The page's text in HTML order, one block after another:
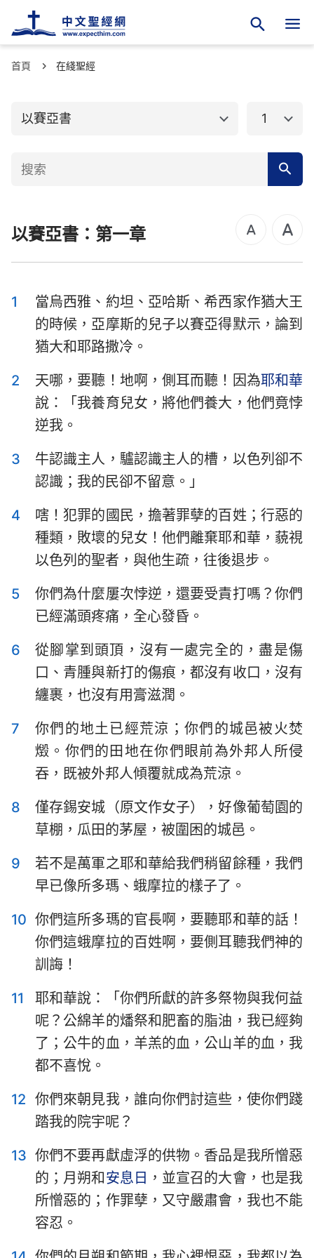
首頁 在綫聖經
以賽亞書
舊約聖經
創世記
申命記
撒母耳記上
歷代志上 歷代志下
以斯拉記 尼希米記
詩篇 箴言
傳道書
以賽亞書 耶利米書
耶利米哀歌 以西結書
但以理書 何西阿書
約珥書 阿摩司書
彌迦書 那鴻書
哈巴谷書 西番雅書
哈該書 撒迦利亞書
瑪拉基書
1
以賽亞書：第一章
1
當烏西雅、約坦、亞哈斯、希西家作猶大王
的時候，亞摩斯的兒子以賽亞得默示，論到
猶大和耶路撒冷。
2
天哪，要聽！地啊，側耳而聽！因為耶和華
說：「我養育兒女，將他們養大，他們竟悖
逆我。
3
牛認識主人，驢認識主人的槽，以色列卻不
認識；我的民卻不留意。」
4
嗐！犯罪的國民，擔著罪孽的百姓；行惡的
種類，敗壞的兒女！他們離棄耶和華，藐視
以色列的聖者，與他生疏，往後退步。
5
你們為什麼屢次悖逆，還要受責打嗎？你們
已經滿頭疼痛，全心發昏。
6
從腳掌到頭頂，沒有一處完全的，盡是傷
口、青腫與新打的傷痕，都沒有收口，沒有
纏裹，也沒有用膏滋潤。
7
你們的地土已經荒涼；你們的城邑被火焚
燬。你們的田地在你們眼前為外邦人所侵
吞，既被外邦人傾覆就成為荒涼。
8
僅存錫安城（原文作女子），好像葡萄園的
草棚，瓜田的茅屋，被圍困的城邑。
9
若不是萬軍之耶和華給我們稍留餘種，我們
早已像所多瑪、蛾摩拉的樣子了。
10 你們這所多瑪的官長啊，要聽耶和華的話！
你們這蛾摩拉的百姓啊，要側耳聽我們神的
訓誨！
11
耶和華說：「你們所獻的許多祭物與我何益
呢？公綿羊的燔祭和肥畜的脂油，我已經夠
了；公牛的血，羊羔的血，公山羊的血，我
都不喜悅。
12 你們來朝見我，誰向你們討這些，使你們踐
踏我的院宇呢？
13 你們不要再獻虛浮的供物。香品是我所憎惡
的；月朔和安息日 ，並宣召的大會，也是我
所憎惡的；作罪孽，又守嚴肅會，我也不能
容忍。